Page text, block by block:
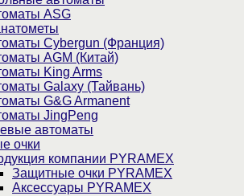
ASG
Cybergun (Франция)
AGM (Китай)
King Arms
Galaxy (Тайвань)
G&G Armanent
JingPeng
автоматы
очки
компании PYRAMEX
Защитные очки PYRAMEX
Аксессуары PYRAMEX